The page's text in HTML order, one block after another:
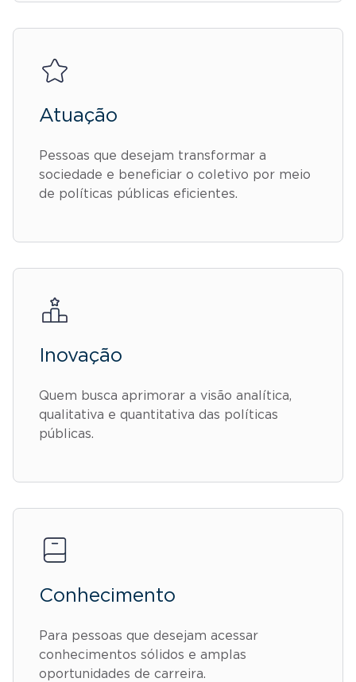
Atuação
Pessoas que desejam transformar a
sociedade e beneficiar o coletivo por meio
de políticas públicas eficientes.
Inovação
Quem busca aprimorar a visão analítica,
qualitativa e quantitativa das políticas
públicas.
Conhecimento
Para pessoas que desejam acessar
conhecimentos sólidos e amplas
oportunidades de carreira.